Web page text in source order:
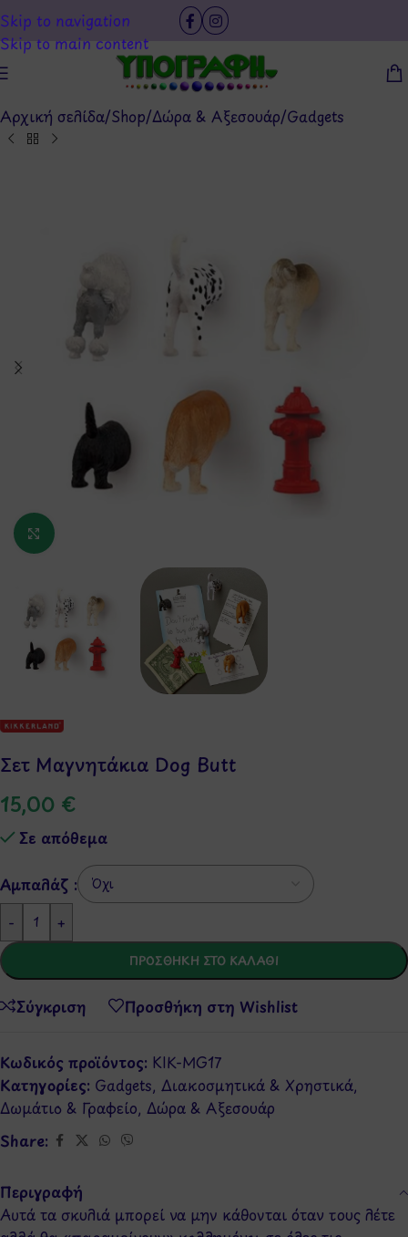
Skip to navigation
Skip to main content
Αρχική σελίδα/Shop/Δώρα & Αξεσουάρ/Gadgets
Κάντε κλικ για μεγέθυνση
Σετ Μαγνητάκια Dog Butt
15,00 €
Σε απόθεμα
Αμπαλάζ :
-
+
ΠΡΟΣΘΉΚΗ ΣΤΟ ΚΑΛΆΘΙ
Σύγκριση Προσθήκη στη Wishlist
Κωδικός προϊόντος: KIK-MG17
Κατηγορίες: Gadgets, Διακοσμητικά & Χρηστικά,
Δωμάτιο & Γραφείο, Δώρα & Αξεσουάρ
Share:
Περιγραφή
Αυτά τα σκυλιά μπορεί να μην κάθονται όταν τους λέτε